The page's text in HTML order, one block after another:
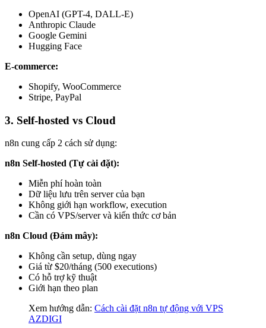
OpenAI (GPT-4, DALL-E)
Anthropic Claude
Google Gemini
Hugging Face
E-commerce:
Shopify, WooCommerce
Stripe, PayPal
3. Self-hosted vs Cloud
n8n cung cấp 2 cách sử dụng:
n8n Self-hosted (Tự cài đặt):
Miễn phí hoàn toàn
Dữ liệu lưu trên server của bạn
Không giới hạn workflow, execution
Cần có VPS/server và kiến thức cơ bản
n8n Cloud (Đám mây):
Không cần setup, dùng ngay
Giá từ $20/tháng (500 executions)
Có hỗ trợ kỹ thuật
Giới hạn theo plan
Xem hướng dẫn: Cách cài đặt n8n tự động với VPS
AZDIGI